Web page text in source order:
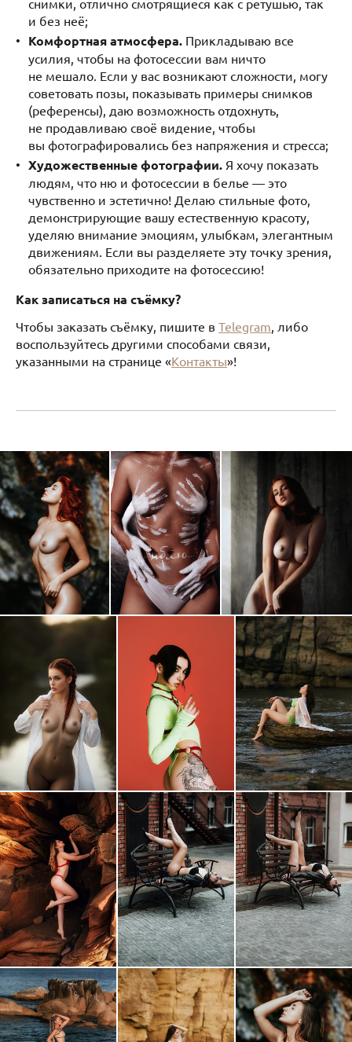
снимки, отлично смотрящиеся как с ретушью, так
и без неё;
Комфортная атмосфера. Прикладываю все
усилия, чтобы на фотосессии вам ничто
не мешало. Если у вас возникают сложности, могу
советовать позы, показывать примеры снимков
(референсы), даю возможность отдохнуть,
не продавливаю своё видение, чтобы
вы фотографировались без напряжения и стресса;
Художественные фотографии. Я хочу показать
людям, что ню и фотосессии в белье — это
чувственно и эстетично! Делаю стильные фото,
демонстрирующие вашу естественную красоту,
уделяю внимание эмоциям, улыбкам, элегантным
движениям. Если вы разделяете эту точку зрения,
обязательно приходите на фотосессию!
Как записаться на съёмку?
Чтобы заказать съёмку, пишите в Telegram, либо
воспользуйтесь другими способами связи,
указанными на странице «Контакты»!